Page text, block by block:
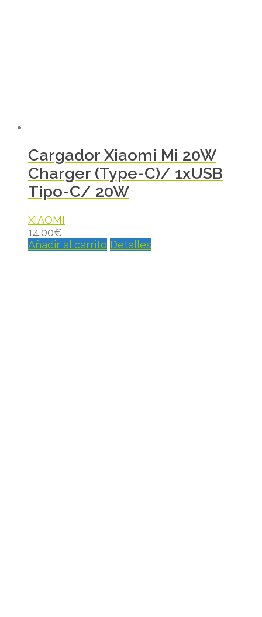
Cargador Xiaomi Mi 20W
Charger (Type-C)/ 1xUSB
Tipo-C/ 20W
XIAOMI
14.00€
Añadir al carrito Detalles